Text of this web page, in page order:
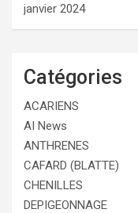
janvier 2024
Catégories
ACARIENS
AI News
ANTHRENES
CAFARD (BLATTE)
CHENILLES
DEPIGEONNAGE